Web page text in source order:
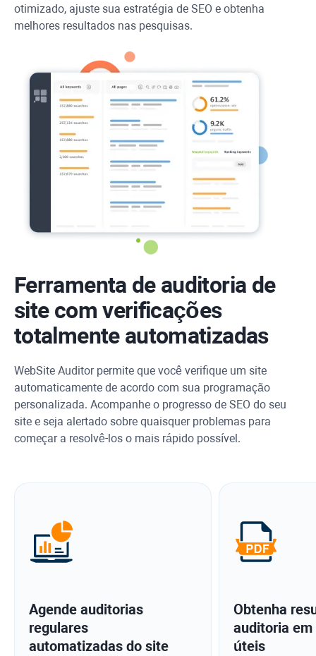
otimizado, ajuste sua estratégia de SEO e obtenha
melhores resultados nas pesquisas.
Ferramenta de auditoria de
site com verificações
totalmente automatizadas
WebSite Auditorpermite que você verifique um site
automaticamente de acordo com sua programação
personalizada. Acompanhe o progresso de SEO do seu
site e seja alertado sobre quaisquer problemas para
começar a resolvê-los o mais rápido possível.
Agende auditorias
regulares
automatizadas do site
Obtenha
auditoria
úteis